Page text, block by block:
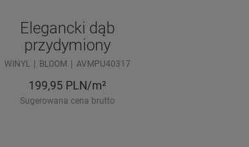
Elegancki dąb
przydymiony
WINYL BLOOM AVMPU40317
199,95 PLN/m²
Sugerowana cena brutto